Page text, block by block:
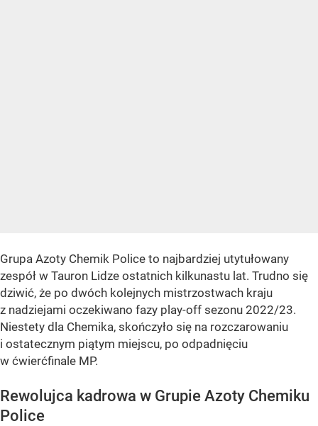
Grupa Azoty Chemik Police to najbardziej utytułowany
zespół w Tauron Lidze ostatnich kilkunastu lat. Trudno się
dziwić, że po dwóch kolejnych mistrzostwach kraju
z nadziejami oczekiwano fazy play-off sezonu 2022/23.
Niestety dla Chemika, skończyło się na rozczarowaniu
i ostatecznym piątym miejscu, po odpadnięciu
w ćwierćfinale MP.
Rewolujca kadrowa w Grupie Azoty Chemiku
Police